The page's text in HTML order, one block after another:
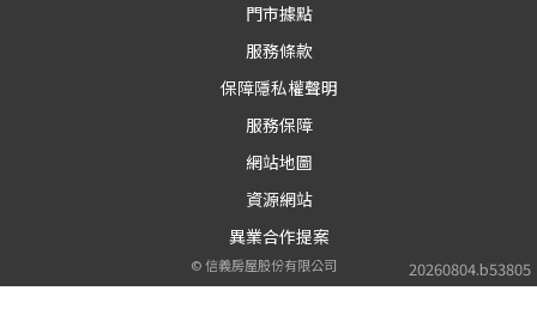
20260804.b53805
門市據點
服務條款
保障隱私權聲明
服務保障
網站地圖
資源網站
異業合作提案
©信義房屋股份有限公司